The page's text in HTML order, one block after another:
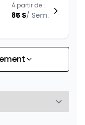
À partir de :
85 $/ Sem.
À partir de :